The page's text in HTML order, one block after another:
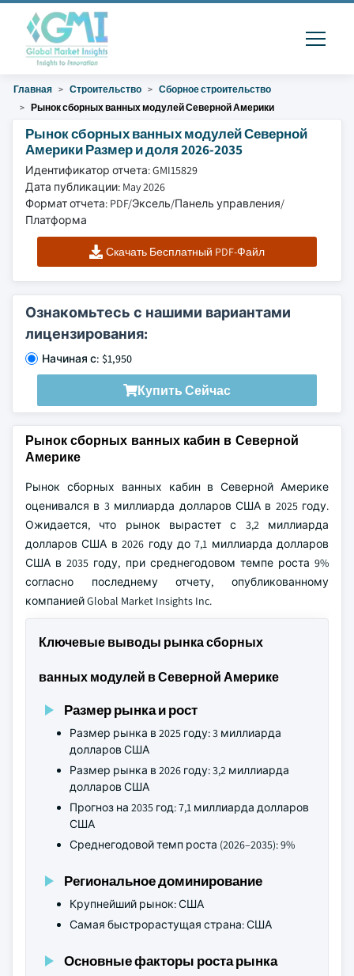
Главная Строительство
Сборное строительство
Рынок сборных ванных модулей Северной Америки
Рынок сборных ванных модулей Северной
Америки Размер и доля 2026-2035
Идентификатор отчета: GMI15829
Дата публикации: May 2026
Формат отчета: PDF/Эксель/Панель управления/
Платформа
Скачать Бесплатный PDF-Файл
Ознакомьтесь с нашими вариантами
лицензирования:
Начиная с: $1,950
Купить Сейчас
Рынок сборных ванных кабин в Северной
Америке
Рынок сборных ванных кабин в Северной Америке
оценивался в 3 миллиарда долларов США в 2025 году.
Ожидается, что рынок вырастет с 3,2 миллиарда
долларов США в 2026 году до 7,1 миллиарда долларов
США в 2035 году, при среднегодовом темпе роста 9%
согласно последнему отчету, опубликованному
компанией Global Market Insights Inc.
Ключевые выводы рынка сборных
ванных модулей в Северной Америке
Размер рынка и рост
Размер рынка в 2025 году: 3 миллиарда
долларов США
Размер рынка в 2026 году: 3,2 миллиарда
долларов США
Прогноз на 2035 год: 7,1 миллиарда долларов
США
Среднегодовой темп роста (2026–2035): 9%
Региональное доминирование
Крупнейший рынок: США
Самая быстрорастущая страна: США
Основные факторы роста рынка